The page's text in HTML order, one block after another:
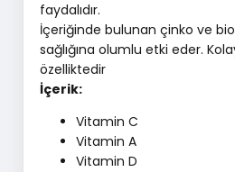
faydalıdır.
İçeriğinde bulunan çinko ve
sağlığına olumlu etki eder.
özelliktedir
İçerik:
Vitamin C
Vitamin A
Vitamin D